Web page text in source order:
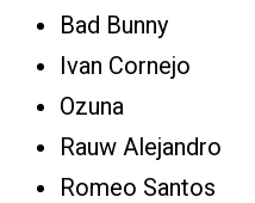
Bad Bunny
Ivan Cornejo
Ozuna
Rauw Alejandro
Romeo Santos